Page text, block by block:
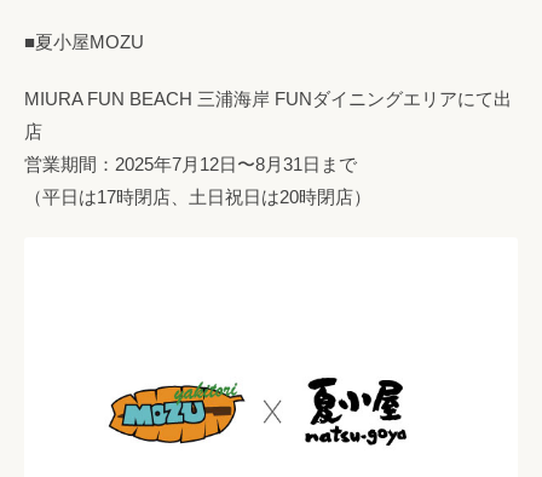
■夏小屋MOZU
MIURA FUN BEACH 三浦海岸 FUNダイニングエリアにて出
店
営業期間：2025年7月12日〜8月31日まで
（平日は17時閉店、土日祝日は20時閉店）